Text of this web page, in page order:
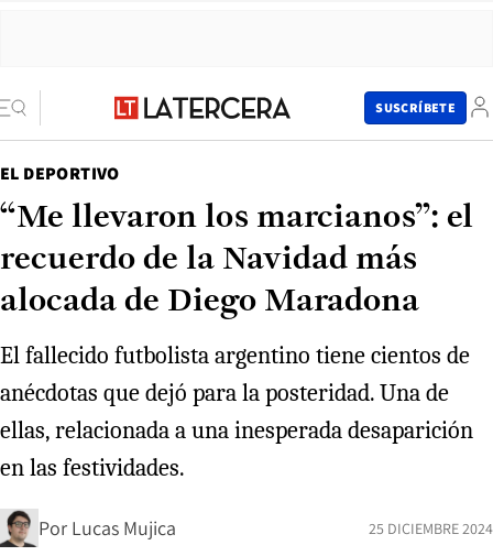
SUSCRÍBETE
EL DEPORTIVO
“Me llevaron los marcianos”: el
recuerdo de la Navidad más
alocada de Diego Maradona
El fallecido futbolista argentino tiene cientos de
anécdotas que dejó para la posteridad. Una de
ellas, relacionada a una inesperada desaparición
en las festividades.
Por Lucas Mujica 25 DICIEMBRE 2024